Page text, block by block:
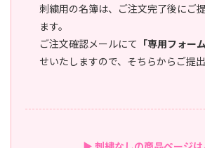
刺繍用の名簿は、ご注文完了後にご
ます。
ご注文確認メールにて
「専用フォー
せいたしますので、そちらからご提出